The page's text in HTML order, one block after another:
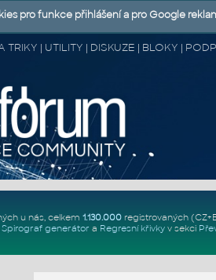
TRIKY | UTILITY | DISKUZE | BLOKY |
u nás, celkem 1.130.000registrovaných
Spirograf generátor a Regresní křivkyv sekci
pro funkce přihlášení a pro Google